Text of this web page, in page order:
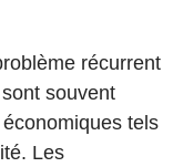
récurrent
souvent
tels
Les